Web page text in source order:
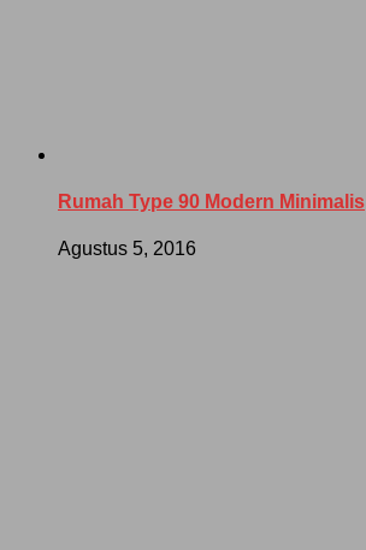
Rumah Type 90 Modern Minimalis
Agustus 5, 2016